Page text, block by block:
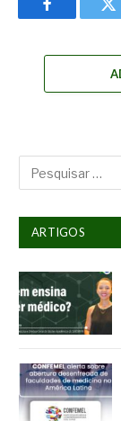
Facebook
ARTIGOS